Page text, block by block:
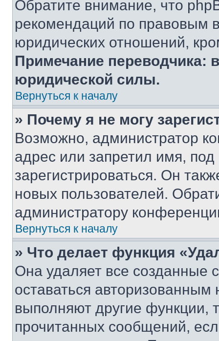
Обратите внимание, что
рекомендаций по правовым
юридических отношений,
Примечание переводчика:
юридической силы.
Вернуться к началу
» Почему я не могу
Возможно, администратор
адрес или запретил имя,
зарегистрироваться. Он
новых пользователей.
администратору
Вернуться к началу
» Что делает функция
Она удаляет все созданные
оставаться
выполняют другие функции,
прочитанных сообщений,